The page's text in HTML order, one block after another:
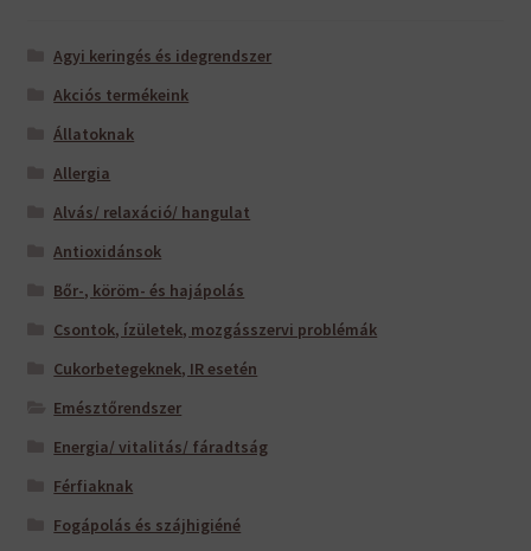
Agyi keringés és idegrendszer
Akciós termékeink
Állatoknak
Allergia
Alvás/ relaxáció/ hangulat
Antioxidánsok
Bőr-, köröm- és hajápolás
Csontok, ízületek, mozgásszervi problémák
Cukorbetegeknek, IR esetén
Emésztőrendszer
Energia/ vitalitás/ fáradtság
Férfiaknak
Fogápolás és szájhigiéné